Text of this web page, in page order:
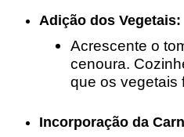
Adição dos Vegetais:
Acrescente o
cenoura.
que os vegetais
Incorporação da